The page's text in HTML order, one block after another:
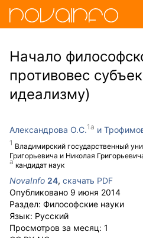
Начало
противовес
идеализму)
Александрова О.С.
Владимирский государственный
Григорьевича и Николая
кандидат наук
NovaInfo 24, скачать PDF
Опубликовано 9 июня 2014
Раздел: Философские науки
Язык: Русский
Просмотров за месяц: 1